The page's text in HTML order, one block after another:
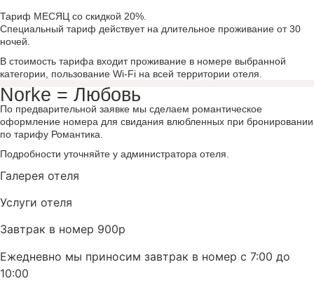
Тариф МЕСЯЦ со скидкой 20%.
Специальный тариф действует на длительное проживание от 30
ночей.
В стоимость тарифа входит проживание в номере выбранной
категории, пользование Wi-Fi на всей территории отеля.
Norke = Любовь
По предварительной заявке мы сделаем романтическое
оформление номера для свидания влюбленных при бронировании
по тарифу Романтика.
Подробности уточняйте у администратора отеля.
Галерея отеля
Услуги отеля
Завтрак в номер 900р
Ежедневно мы приносим завтрак в номер с 7:00 до
10:00